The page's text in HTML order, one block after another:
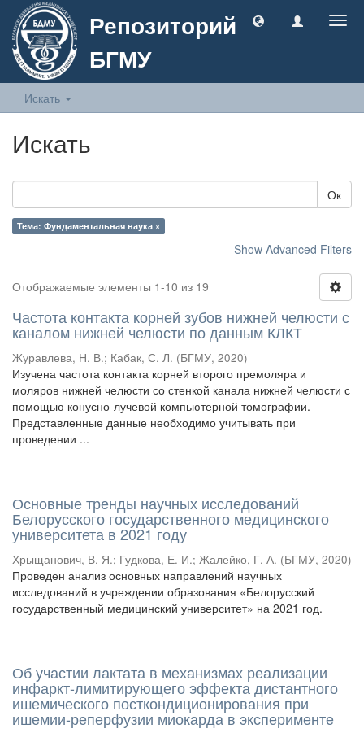
Репозиторий
БГМУ
Искать
Искать
Ок
Тема: Фундаментальная наука ×
Show Advanced Filters
Отображаемые элементы 1-10 из 19
Частота контакта корней зубов нижней челюсти с
каналом нижней челюсти по данным КЛКТ
Журавлева, Н. В.; Кабак, С. Л. (БГМУ, 2020)
Изучена частота контакта корней второго премоляра и
моляров нижней челюсти со стенкой канала нижней челюсти с
помощью конусно-лучевой компьютерной томографии.
Представленные данные необходимо учитывать при
проведении ...
Основные тренды научных исследований
Белорусского государственного медицинского
университета в 2021 году
Хрыщанович, В. Я.; Гудкова, Е. И.; Жалейко, Г. А. (БГМУ, 2020)
Проведен анализ основных направлений научных
исследований в учреждении образования «Белорусский
государственный медицинский университет» на 2021 год.
Об участии лактата в механизмах реализации
инфаркт-лимитирующего эффекта дистантного
ишемического посткондиционирования при
ишемии-реперфузии миокарда в эксперименте